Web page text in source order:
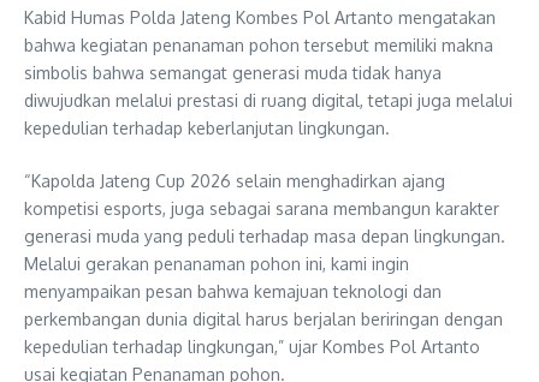
Kabid Humas Polda Jateng Kombes Pol Artanto mengatakan
bahwa kegiatan penanaman pohon tersebut memiliki makna
simbolis bahwa semangat generasi muda tidak hanya
diwujudkan melalui prestasi di ruang digital, tetapi juga melalui
kepedulian terhadap keberlanjutan lingkungan.
“Kapolda Jateng Cup 2026 selain menghadirkan ajang
kompetisi esports, juga sebagai sarana membangun karakter
generasi muda yang peduli terhadap masa depan lingkungan.
Melalui gerakan penanaman pohon ini, kami ingin
menyampaikan pesan bahwa kemajuan teknologi dan
perkembangan dunia digital harus berjalan beriringan dengan
kepedulian terhadap lingkungan,” ujar Kombes Pol Artanto
usai kegiatan Penanaman pohon.